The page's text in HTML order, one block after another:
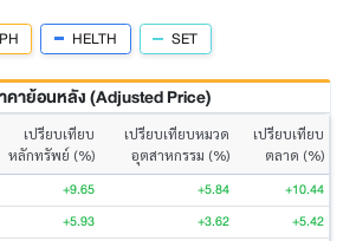
HELTH SET
าย้อนหลัง (Adjusted Price)
เปรียบเทียบ
หลักทรัพย์ (%)
เปรียบเทียบหมวด
อุตสาหกรรม (%)
เปรียบเทียบ
ตลาด (%)
+9.65 +5.84 +10.44
+5.93 +3.62 +5.42